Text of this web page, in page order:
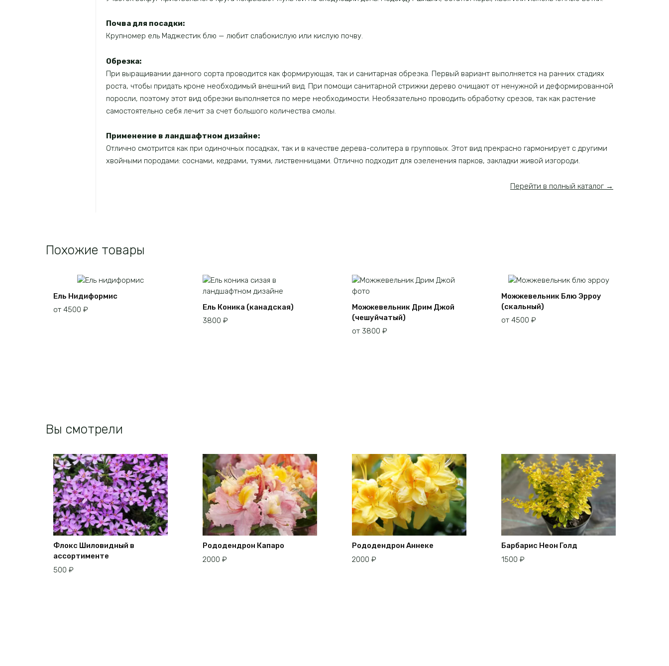
Почва для посадки:
Крупномер ель Маджестик блю — любит слабокислую или кислую почву.
Обрезка:
При выращивании данного сорта проводится как формирующая, так и санитарная обрезка. Первый вариант выполняется на ранних стадиях
роста, чтобы придать кроне необходимый внешний вид. При помощи санитарной стрижки дерево очищают от ненужной и деформированной
поросли, поэтому этот вид обрезки выполняется по мере необходимости. Необязательно проводить обработку срезов, так как растение
самостоятельно себя лечит за счет большого количества смолы.
Применение в ландшафтном дизайне:
Отлично смотрится как при одиночных посадках, так и в качестве дерева-солитера в групповых. Этот вид прекрасно гармонирует с другими
хвойными породами: соснами, кедрами, туями, лиственницами. Отлично подходит для озеленения парков, закладки живой изгороди.
Перейти в полный каталог →
Похожие товары
странице
Ель Нидиформис
от 4500 ₽
Ель Коника (канадская)
3800 ₽
Можжевельник Дрим Джой
(чешуйчатый)
от 3800 ₽
Можжевельник Блю Эрроу
(скальный)
от 4500 ₽
Вы смотрели
Флокс Шиловидный в
ассортименте
500 ₽
Рододендрон Капаро
2000 ₽
Рододендрон Аннеке
2000 ₽
Барбарис Неон Голд
1500 ₽